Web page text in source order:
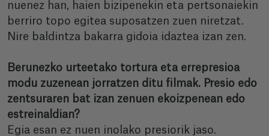
nuenez han, haien bizipenekin eta pertsonaiekin
berriro topo egitea suposatzen zuen niretzat.
Nire baldintza bakarra gidoia idaztea izan zen.
Berunezko urteetako tortura eta errepresioa
modu zuzenean jorratzen ditu filmak. Presio edo
zentsuraren bat izan zenuen ekoizpenean edo
estreinaldian?
Egia esan ez nuen inolako presiorik jaso.